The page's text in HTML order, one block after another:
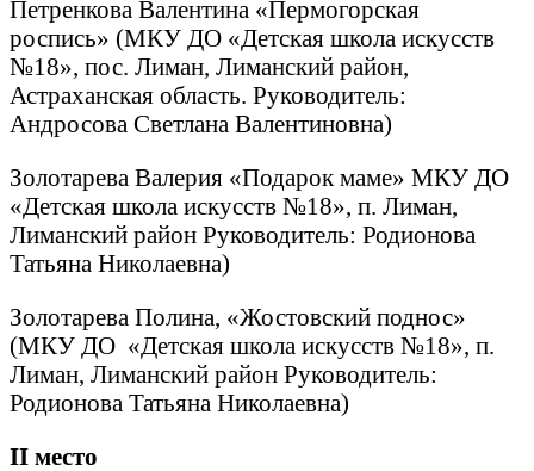
Петренкова Валентина «Пермогорская
роспись» (МКУ ДО «Детская школа искусств
№18», пос. Лиман, Лиманский район,
Астраханская область. Руководитель:
Андросова Светлана Валентиновна)
Золотарева Валерия «Подарок маме» МКУ ДО
«Детская школа искусств №18», п. Лиман,
Лиманский район Руководитель: Родионова
Татьяна Николаевна)
Золотарева Полина, «Жостовский поднос»
(МКУ ДО «Детская школа искусств №18», п.
Лиман, Лиманский район Руководитель:
Родионова Татьяна Николаевна)
II место